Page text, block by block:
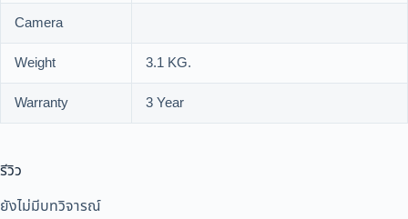
Camera
Weight
3.1 KG.
Warranty
3 Year
รีวิว
ยังไม่มีบทวิจารณ์